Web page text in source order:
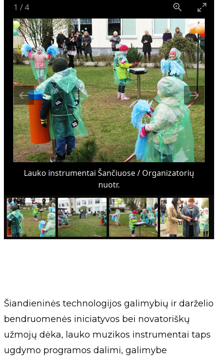
1 /4
Lauko instrumentai Šančiuose / Organizatorių
nuotr.
Šiandieninės technologijos galimybių ir darželio
bendruomenės iniciatyvos bei novatoriškų
užmojų dėka, lauko muzikos instrumentai taps
ugdymo programos dalimi, galimybe